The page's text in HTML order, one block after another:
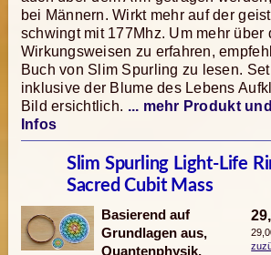
bei Männern. Wirkt mehr auf der
schwingt mit 177Mhz. Um mehr über
Wirkungsweisen zu erfahren,
Buch von Slim Spurling zu lesen.
inklusive der Blume des Lebens
Bild ersichtlich. ... mehr Produkt
Infos
Slim Spurling Light-Life
Sacred Cubit Mass
Basierend auf
Grundlagen aus,
Quantenphysik,